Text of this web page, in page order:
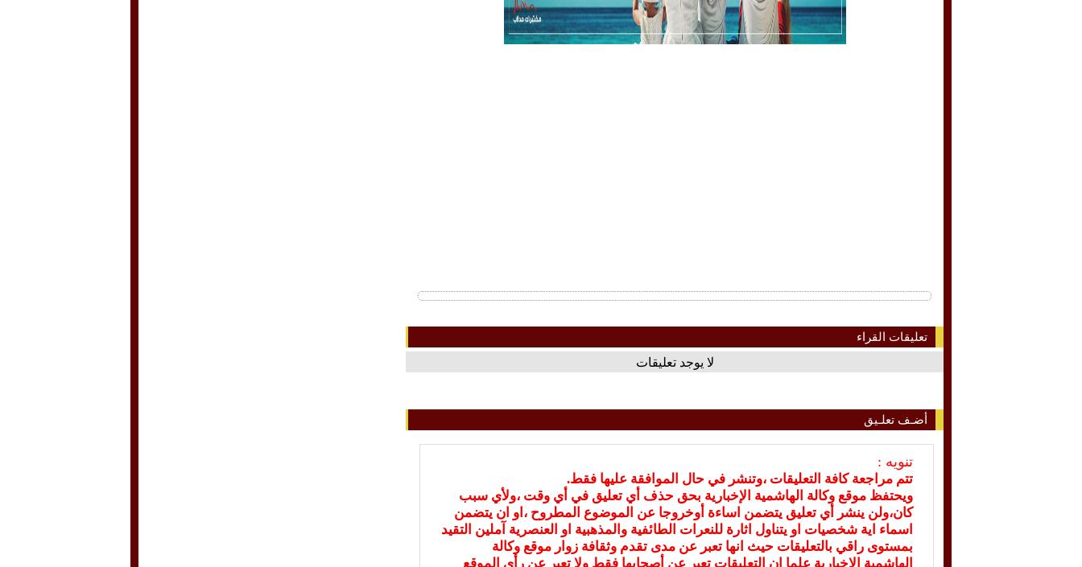
تعليقات القراء
لا يوجد تعليقات
أضـف تعلـيق
تنويه :
تتم مراجعة كافة التعليقات ،وتنشر في حال الموافقة عليها فقط.
ويحتفظ موقع وكالة الهاشمية الإخبارية بحق حذف أي تعليق في أي وقت ،ولأي سبب
كان،ولن ينشر أي تعليق يتضمن اساءة أوخروجا عن الموضوع المطروح ،او ان يتضمن
اسماء اية شخصيات او يتناول اثارة للنعرات الطائفية والمذهبية او العنصرية آملين التقيد
بمستوى راقي بالتعليقات حيث انها تعبر عن مدى تقدم وثقافة زوار موقع وكالة
الهاشمية الإخبارية علما ان التعليقات تعبر عن أصحابها فقط ولا تعبر عن رأي الموقع